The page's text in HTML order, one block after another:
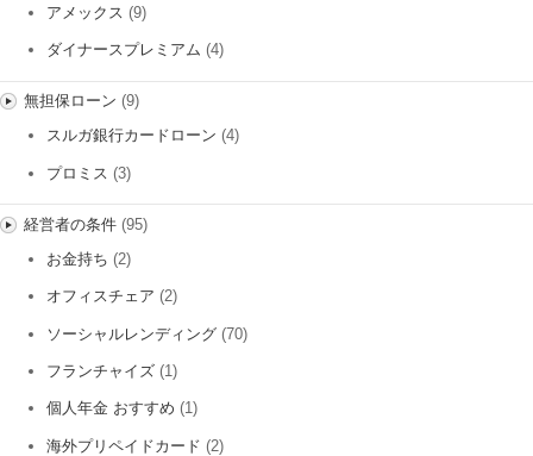
アメックス (9)
ダイナースプレミアム (4)
無担保ローン (9)
スルガ銀行カードローン (4)
プロミス (3)
経営者の条件(95)
お金持ち (2)
オフィスチェア (2)
ソーシャルレンディング (70)
フランチャイズ (1)
個人年金 おすすめ (1)
海外プリペイドカード (2)